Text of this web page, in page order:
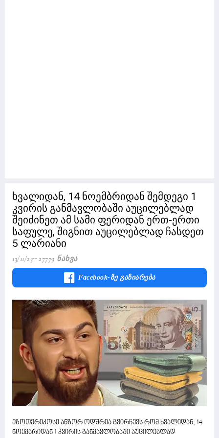
ხვალიდან, 14 ნოემბრიდან შემდეგი 1
კვირის განმავლობაში აუცილებლად
შეიძინეთ ამ სამი ფერიდან ერთ-ერთი
საფულე, შიგნით აუცილებლად ჩასდეთ
5 ლარიანი
13/11/23 27779 Ნახვა
Facebook-Ზე Გაზიარება
ეზოთერიკოსი ანზორ ოდშრია გვირჩევს რომ ხვალიდან, 14
ნოემბრიდან 1 კვირის განმავლობაში აუცილებლად